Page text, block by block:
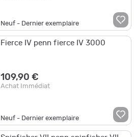
Neuf - Dernier exemplaire
Fierce IV penn fierce IV 3000
109,90 €
Achat Immédiat
Neuf - Dernier exemplaire